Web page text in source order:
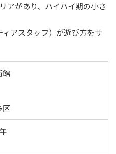
アがあり、ハイハイ期の小さ
アスタッフ）が遊び方をサ
館
区